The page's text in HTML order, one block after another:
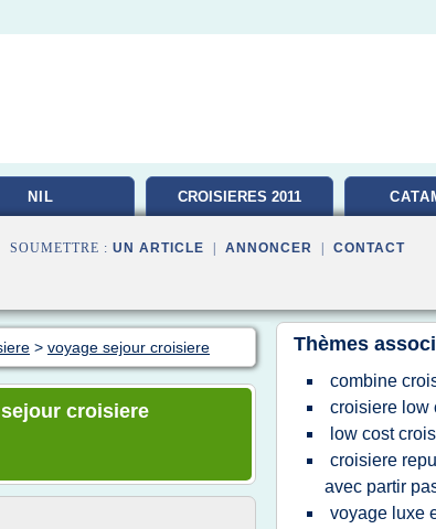
NIL CROISIERES 2011
: UN ARTICLE ANNONCER CONTACT
> voyage sejour croisiere
croisiere
Thèmes
combine
croisiere low
low cost
croisiere
avec partir
voyage luxe